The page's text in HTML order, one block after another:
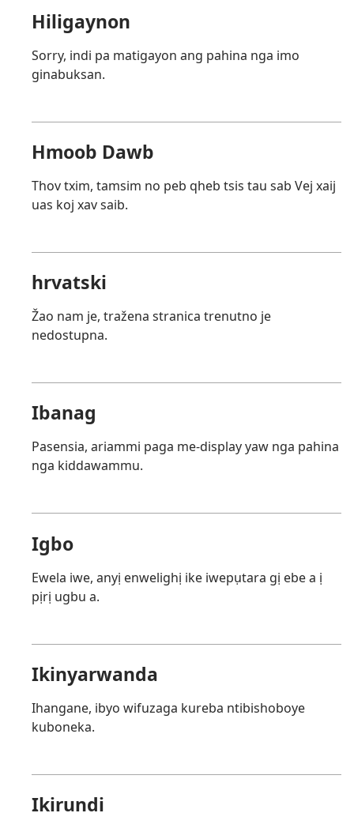
Hiligaynon
Sorry, indi pa matigayon ang pahina nga imo
ginabuksan.
Hmoob Dawb
Thov txim, tamsim no peb qheb tsis tau sab Vej xaij
uas koj xav saib.
hrvatski
Žao nam je, tražena stranica trenutno je
nedostupna.
Ibanag
Pasensia, ariammi paga me-display yaw nga pahina
nga kiddawammu.
Igbo
Ewela iwe, anyị enwelighị ike iwepụtara gị ebe a ị
pịrị ugbu a.
Ikinyarwanda
Ihangane, ibyo wifuzaga kureba ntibishoboye
kuboneka.
Ikirundi